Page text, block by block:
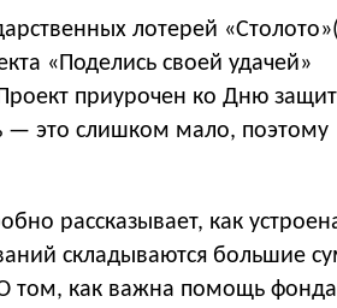
лотерей
«Поделись своей удачей»
приурочен ко Дню
— это слишком мало, поэтому
рассказывает, как
складываются большие
том, как важна помощь